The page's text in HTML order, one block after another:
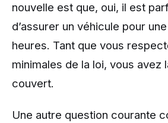
nouvelle est que, oui, il est
d’assurer un véhicule pour
heures. Tant que vous
minimales de la loi, vous avez
couvert.
Une autre question courante